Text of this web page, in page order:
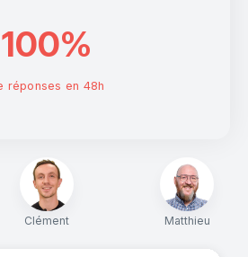
Clément Matthieu
100%
réponses en 48h